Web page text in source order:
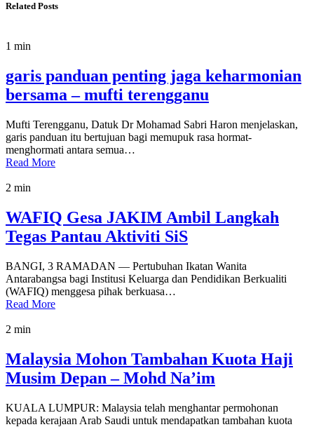
Related Posts
1 min
garis panduan penting jaga keharmonian
bersama – mufti terengganu
Mufti Terengganu, Datuk Dr Mohamad Sabri Haron menjelaskan,
garis panduan itu bertujuan bagi memupuk rasa hormat-
menghormati antara semua…
Read More
2 min
WAFIQ Gesa JAKIM Ambil Langkah
Tegas Pantau Aktiviti SiS
BANGI, 3 RAMADAN — Pertubuhan Ikatan Wanita
Antarabangsa bagi Institusi Keluarga dan Pendidikan Berkualiti
(WAFIQ) menggesa pihak berkuasa…
Read More
2 min
Malaysia Mohon Tambahan Kuota Haji
Musim Depan – Mohd Na’im
KUALA LUMPUR: Malaysia telah menghantar permohonan
kepada kerajaan Arab Saudi untuk mendapatkan tambahan kuota